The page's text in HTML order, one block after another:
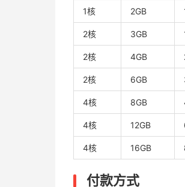
1核 2GB
2核 3GB
2核 4GB
2核 6GB
4核 8GB
4核 12GB
4核 16GB
付款方式